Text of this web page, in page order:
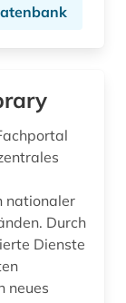
nationaler
Durch
Dienste
neues